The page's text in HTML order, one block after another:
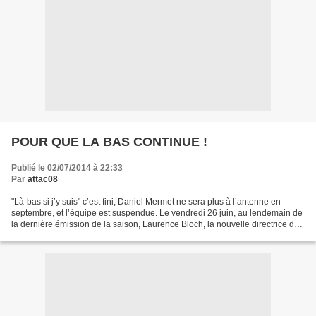
POUR QUE LA BAS CONTINUE !
Publié le 02/07/2014 à 22:33
Par attac08
"Là-bas si j’y suis" c’est fini, Daniel Mermet ne sera plus à l’antenne en
septembre, et l’équipe est suspendue. Le vendredi 26 juin, au lendemain de
la dernière émission de la saison, Laurence Bloch, la nouvelle directrice de